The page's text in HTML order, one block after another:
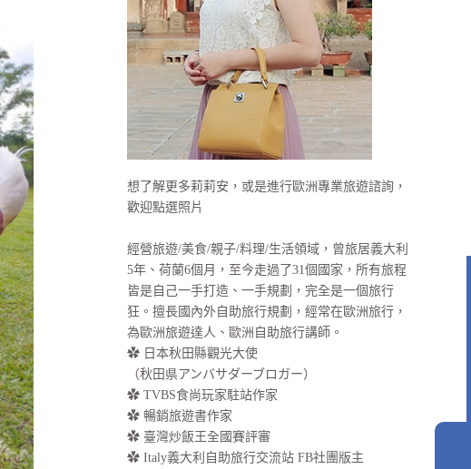
想了解更多莉莉安，或是進行歐洲專業旅遊諮詢，
歡迎點選照片
經營旅遊/美食/親子/料理/生活領域，曾旅居義大利
5年、荷蘭6個月，至今走過了31個國家，所有旅程
皆是自己一手打造、一手規劃，完全是一個旅行
狂。擅長國內外自助旅行規劃，經常在歐洲旅行，
為歐洲旅遊達人、歐洲自助旅行講師。
✿ 日本秋田縣觀光大使
（秋田県アンバサダーブロガー）
✿ TVBS食尚玩家駐站作家
✿ 暢銷旅遊書作家
✿ 臺灣炒飯王全國賽評審
✿ Italy義大利自助旅行交流站 FB社團版主